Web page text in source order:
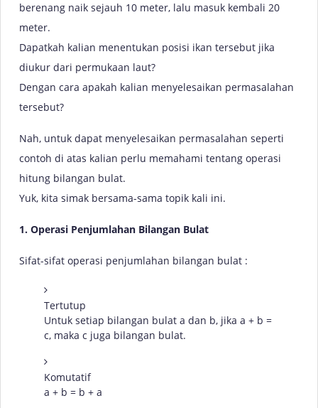
berenang naik sejauh 10 meter, lalu masuk kembali 20
meter.
Dapatkah kalian menentukan posisi ikan tersebut jika
diukur dari permukaan laut?
Dengan cara apakah kalian menyelesaikan permasalahan
tersebut?
Nah, untuk dapat menyelesaikan permasalahan seperti
contoh di atas kalian perlu memahami tentang operasi
hitung bilangan bulat.
Yuk, kita simak bersama-sama topik kali ini.
1. Operasi Penjumlahan Bilangan Bulat
Sifat-sifat operasi penjumlahan bilangan bulat :
Tertutup
Untuk setiap bilangan bulat a dan b, jika a + b =
c, maka c juga bilangan bulat.
Komutatif
a + b = b + a